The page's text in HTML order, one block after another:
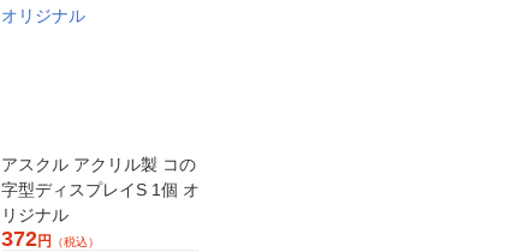
アスクル アクリル製 コの
字型ディスプレイS 1個 オ
リジナル
372円 （税込）